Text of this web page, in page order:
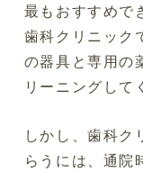
最もおすすめで
歯科クリニック
の器具と専用の
リーニングして
しかし、歯科ク
らうには、通院